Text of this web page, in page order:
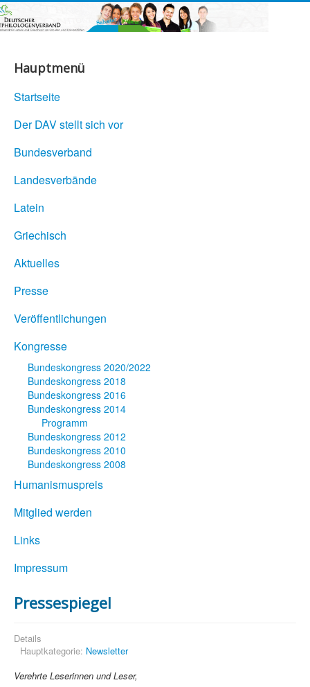
Hauptmenü
Startseite
Der DAV stellt sich vor
Bundesverband
Landesverbände
Latein
Griechisch
Aktuelles
Presse
Veröffentlichungen
Kongresse
Bundeskongress 2020/2022
Bundeskongress 2018
Bundeskongress 2016
Bundeskongress 2014
Programm
Bundeskongress 2012
Bundeskongress 2010
Bundeskongress 2008
Humanismuspreis
Mitglied werden
Links
Impressum
Pressespiegel
Details
Hauptkategorie: Newsletter
Verehrte Leserinnen und Leser,